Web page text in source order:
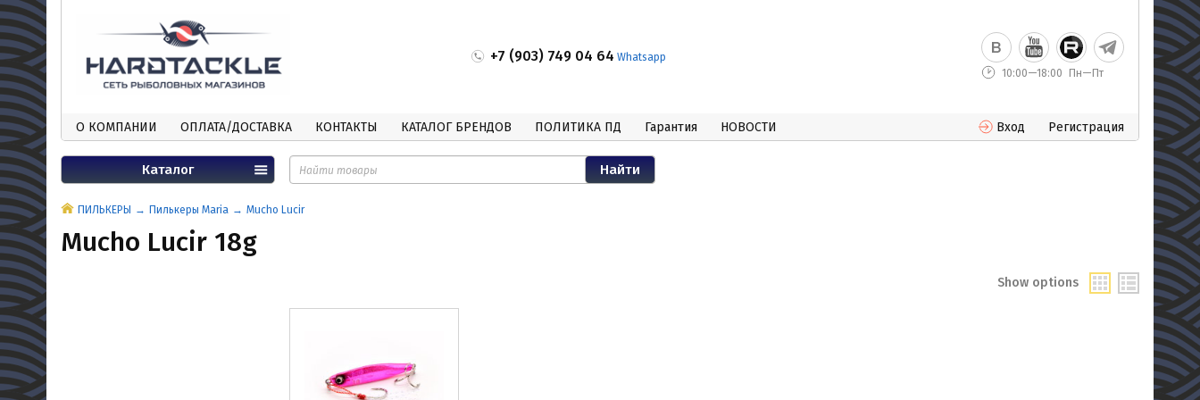
+7 (903) 749 04 64 Whatsapp
10:00—18:00
Пн—Пт
О КОМПАНИИ ОПЛАТА/ДОСТАВКА КОНТАКТЫ КАТАЛОГ БРЕНДОВ ПОЛИТИКА ПД Гарантия НОВОСТИ Вход Регистрация
Каталог
ПИЛЬКЕРЫ Пилькеры Maria Mucho Lucir
Mucho Lucir 18g
Show options